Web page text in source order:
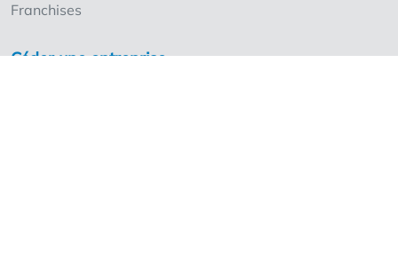
Franchises
Céder une entreprise